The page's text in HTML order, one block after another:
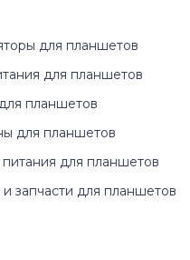
Satellite Pro P Series
Satellite Pro S Series
Satellite Pro T Series
для планшетов
для планшетов
планшетов
для планшетов
для планшетов
запчасти для планшетов